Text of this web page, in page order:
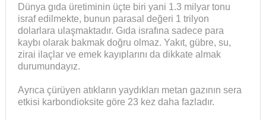
Dünya gıda üretiminin üçte biri yani 1.3 milyar tonu
israf edilmekte, bunun parasal değeri 1 trilyon
dolarlara ulaşmaktadır. Gıda israfına sadece para
kaybı olarak bakmak doğru olmaz. Yakıt, gübre, su,
zirai ilaçlar ve emek kayıplarını da dikkate almak
durumundayız.
Ayrıca çürüyen atıkların yaydıkları metan gazının sera
etkisi karbondioksite göre 23 kez daha fazladır.